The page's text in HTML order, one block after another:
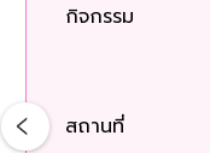
กิจกรรม
สถานที่